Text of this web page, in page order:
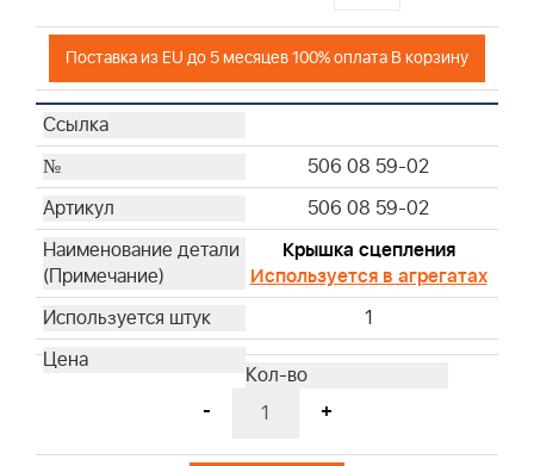
Поставка из EU до 5 месяцев 100% оплата В корзину
506 08 59-02
506 08 59-02
Крышка сцепления
Используется в агрегатах
1
- +